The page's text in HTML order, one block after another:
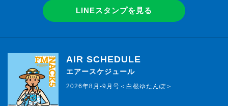
LINEスタンプを見る
AIR SCHEDULE
エアースケジュール
2026年8月-9月号＜白根ゆたんぽ＞